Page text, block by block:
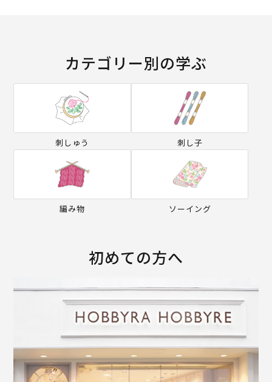
カテゴリー別の学ぶ
刺しゅう 刺し子
編み物 ソーイング
初めての方へ